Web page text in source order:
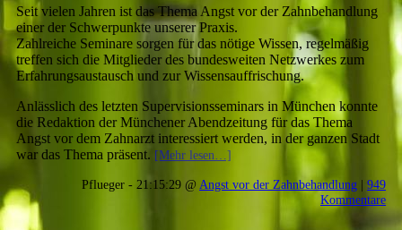
Seit vielen Jahren ist das Thema Angst vor der Zahnbehandlung
einer der Schwerpunkte unserer Praxis.
Zahlreiche Seminare sorgen für das nötige Wissen, regelmäßig
treffen sich die Mitglieder des bundesweiten Netzwerkes zum
Erfahrungsaustausch und zur Wissensauffrischung.
Anlässlich des letzten Supervisionsseminars in München konnte
die Redaktion der Münchener Abendzeitung für das Thema
Angst vor dem Zahnarzt interessiert werden, in der ganzen Stadt
war das Thema präsent. [Mehr lesen…]
Pflueger - 21:15:29 @Angst vor der Zahnbehandlung |949
Kommentare